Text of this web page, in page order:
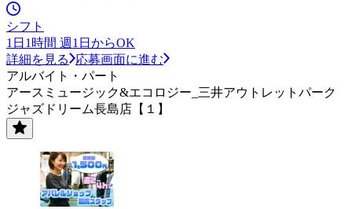
シフト
1日1時間 週1日からOK
詳細を見る
応募画面に進む
アルバイト・パート
アースミュージック&エコロジー_三井アウトレットパーク
ジャズドリーム長島店【１】